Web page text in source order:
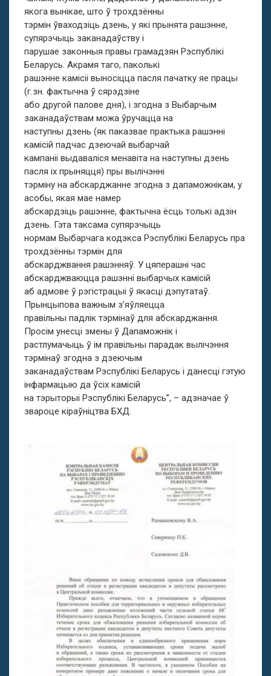
якога вынікае, што ў трохдзённы
тэрмін ўваходзіць дзень, у які прынята рашэнне,
супярэчыць заканадаўству і
парушае законныя правы грамадзян Рэспублікі
Беларусь. Акрамя таго, паколькі
рашэнне камісіі выносіцца пасля пачатку яе працы
(г.зн. фактычна ў сярэдзіне
або другой палове дня), і згодна з Выбарчым
заканадаўствам можа ўручацца на
наступны дзень (як паказвае практыка рашэнні
камісій падчас дзеючай выбарчай
кампаніі выдаваліся менавіта на наступны дзень
пасля іх прыняцця) пры вылічэнні
тэрміну на абскарджанне згодна з дапаможнікам, у
асобы, якая мае намер
абскардзіць рашэнне, фактычна ёсць толькі адзін
дзень. Гэта таксама супярэчыць
нормам Выбарчага кодэкса Рэспублікі Беларусь пра
трохдзённы тэрмін для
абскарджвання рашэнняў. У цяперашні час
абскарджваюцца рашэнні выбарчых камісій
аб адмове ў рэгістрацыі ў якасці дэпутатаў.
Прынцыпова важным з’яўляецца
правільны падлік тэрмінаў для абскарджання.
Просім унесці змены ў Дапаможнік і
растлумачыць ў ім правільны парадак вылічэння
тэрмінаў згодна з дзеючым
заканадаўствам Рэспублікі Беларусь і данесці гэтую
інфармацыю да ўсіх камісій
на тэрыторыі Рэспублікі Беларусь”, – адзначае ў
звароце кіраўніцтва БХД.